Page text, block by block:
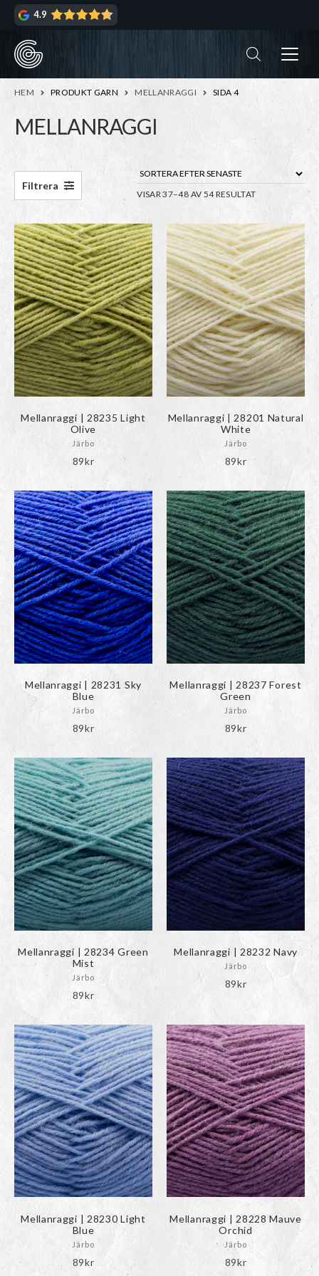
Hoppa
navigering
Hoppa
innehåll
4.9
HEM PRODUKT GARN MELLANRAGGI SIDA 4
MELLANRAGGI
VISAR 37–48 AV 54 RESULTATSORTERA
Filtrera
Mellanraggi | 28235 Light
Olive
Järbo
89kr
Mellanraggi | 28201 Natural
White
Järbo
89kr
Mellanraggi | 28231 Sky
Blue
Järbo
89kr
Mellanraggi | 28237 Forest
Green
Järbo
89kr
Mellanraggi | 28234 Green
Mist
Järbo
89kr
Mellanraggi | 28232 Navy
Järbo
89kr
Mellanraggi | 28230 Light
Blue
Järbo
89kr
Mellanraggi | 28228 Mauve
Orchid
Järbo
89kr